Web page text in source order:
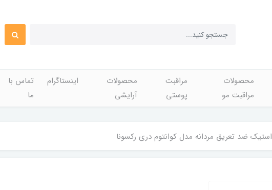
محصولات
مراقبت مو
مراقبت
پوستی
محصولات
آرایشی
اینستاگرام
تماس با
ما
استیک ضد تعریق مردانه مدل کوانتوم دری رکسونا